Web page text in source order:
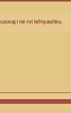
i ne rvi tel'nyashku.